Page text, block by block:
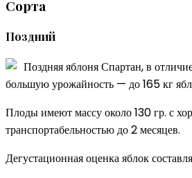
Сорта
Поздний
Поздняя яблоня Спартан, в
большую урожайность — до 165 кг
Плоды имеют массу около 130 гр. с
транспортабельностью до 2 месяцев.
Дегустационная оценка яблок